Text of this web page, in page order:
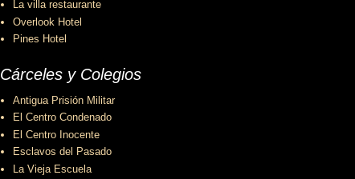
La villa restaurante
Overlook Hotel
Pines Hotel
Cárceles y Colegios
Antigua Prisión Militar
El Centro Condenado
El Centro Inocente
Esclavos del Pasado
La Vieja Escuela